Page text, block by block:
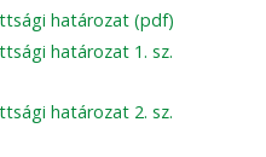
határozat (pdf)
határozat 1. sz.
határozat 2. sz.